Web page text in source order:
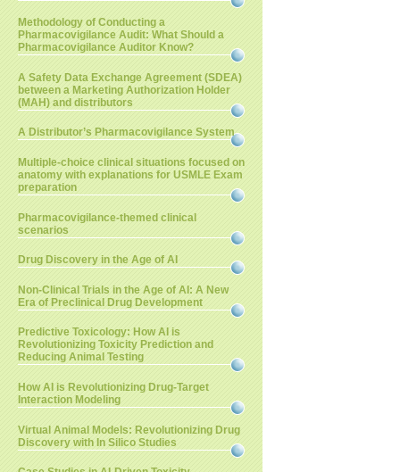
Methodology of Conducting a
Pharmacovigilance Audit: What Should a
Pharmacovigilance Auditor Know?
A Safety Data Exchange Agreement (SDEA)
between a Marketing Authorization Holder
(MAH) and distributors
A Distributor’s Pharmacovigilance System
Multiple-choice clinical situations focused on
anatomy with explanations for USMLE Exam
preparation
Pharmacovigilance-themed clinical
scenarios
Drug Discovery in the Age of AI
Non-Clinical Trials in the Age of AI: A New
Era of Preclinical Drug Development
Predictive Toxicology: How AI is
Revolutionizing Toxicity Prediction and
Reducing Animal Testing
How AI is Revolutionizing Drug-Target
Interaction Modeling
Virtual Animal Models: Revolutionizing Drug
Discovery with In Silico Studies